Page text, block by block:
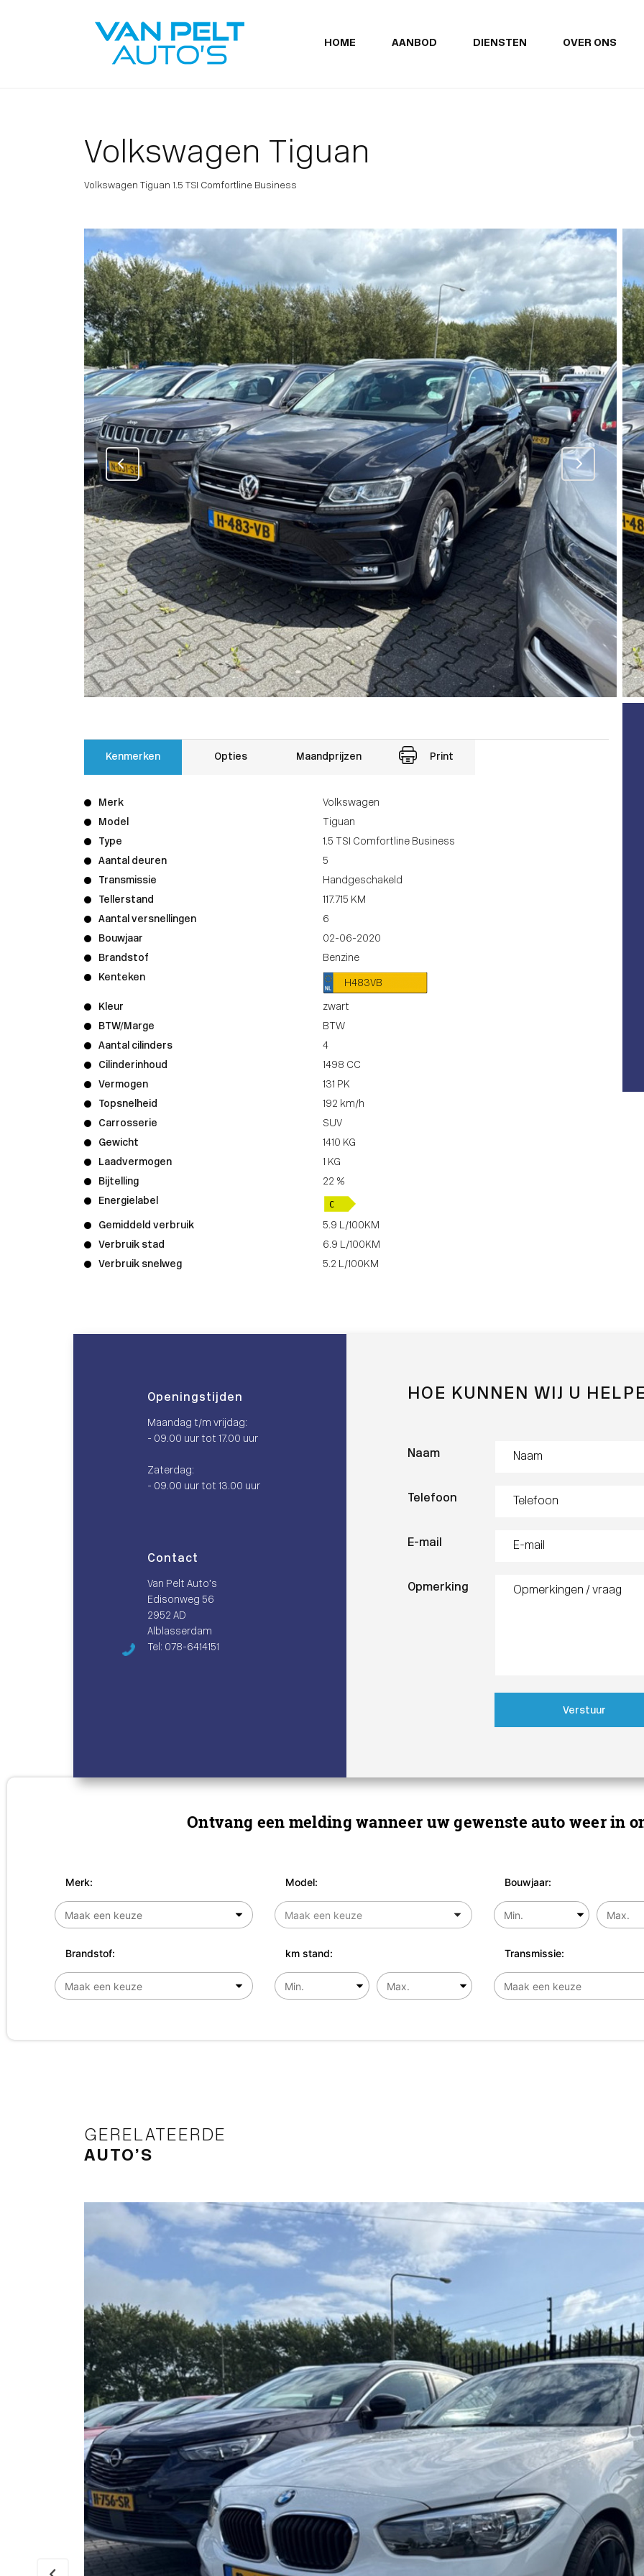
HOME AANBOD DIENSTEN OVER ONS
Volkswagen Tiguan
Volkswagen Tiguan 1.5 TSI Comfortline Business
Kenmerken Opties Maandprijzen Print
Merk
Volkswagen
Model
Tiguan
Type
1.5 TSI Comfortline Business
Aantal deuren
5
Transmissie
Handgeschakeld
Tellerstand
117.715 KM
Aantal versnellingen
6
Bouwjaar
02-06-2020
Brandstof
Benzine
Kenteken
H483VB
Kleur
zwart
BTW/Marge
BTW
Aantal cilinders
4
Cilinderinhoud
1498 CC
Vermogen
131 PK
Topsnelheid
192 km/h
Carrosserie
SUV
Gewicht
1410 KG
Laadvermogen
1 KG
Bijtelling
22 %
Energielabel
Gemiddeld verbruik
5.9 L/100KM
Verbruik stad
6.9 L/100KM
Verbruik snelweg
5.2 L/100KM
Openingstijden
Maandag t/m vrijdag:
- 09.00 uur tot 17.00 uur
Zaterdag:
- 09.00 uur tot 13.00 uur
Contact
Van Pelt Auto’s
Edisonweg 56
2952 AD
Alblasserdam
Tel: 078-6414151
HOE KUNNEN WIJ U
Naam
Telefoon
E-mail
Opmerking
Verstuur
Ontvang een melding wanneer uw gewenste auto weer in
Merk: Model: Bouwjaar:
Brandstof: km stand: Transmissie:
GERELATEERDE
AUTO’S